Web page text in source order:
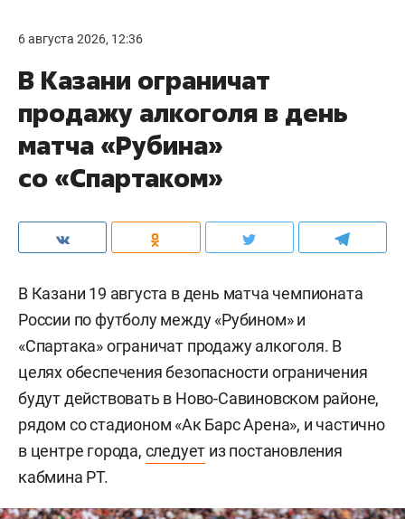
6 августа 2026, 12:36
В Казани ограничат
продажу алкоголя в день
матча «Рубина»
со «Спартаком»
В Казани 19 августа в день матча чемпионата
России по футболу между «Рубином» и
«Спартака» ограничат продажу алкоголя. В
целях обеспечения безопасности ограничения
будут действовать в Ново-Савиновском районе,
рядом со стадионом «Ак Барс Арена», и частично
в центре города, следует из постановления
кабмина РТ.